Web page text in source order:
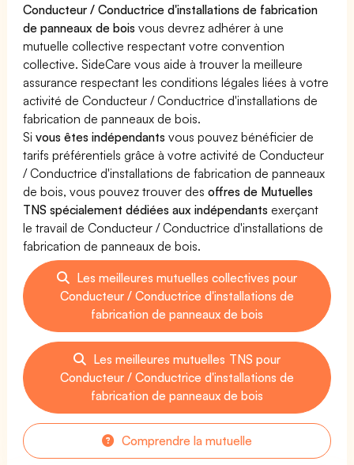
Conducteur / Conductrice d'installations de fabrication
de panneaux de bois vous devrez adhérer à une
mutuelle collective respectant votre convention
collective. SideCare vous aide à trouver la meilleure
assurance respectant les conditions légales liées à votre
activité de Conducteur / Conductrice d'installations de
fabrication de panneaux de bois.
Sivous êtes indépendants vous pouvez bénéficier de
tarifs préférentiels grâce à votre activité de Conducteur
/ Conductrice d'installations de fabrication de panneaux
de bois, vous pouvez trouver desoffres de Mutuelles
TNS spécialement dédiées aux indépendants exerçant
le travail de Conducteur / Conductrice d'installations de
fabrication de panneaux de bois.
Les meilleures mutuelles collectives pour
Conducteur / Conductrice d'installations de
fabrication de panneaux de bois
Les meilleures mutuelles TNS pour
Conducteur / Conductrice d'installations de
fabrication de panneaux de bois
Comprendre la mutuelle